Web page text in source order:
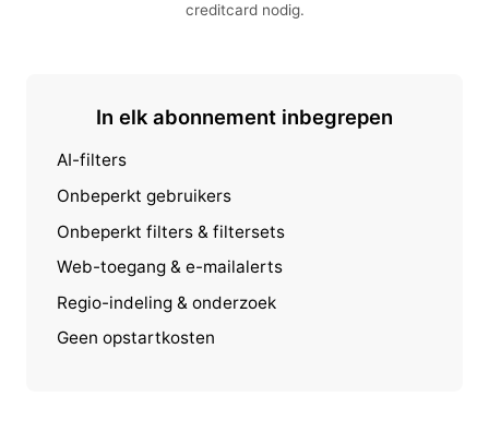
creditcard nodig.
In elk abonnement inbegrepen
AI-filters
Onbeperkt gebruikers
Onbeperkt filters & filtersets
Web-toegang & e-mailalerts
Regio-indeling & onderzoek
Geen opstartkosten